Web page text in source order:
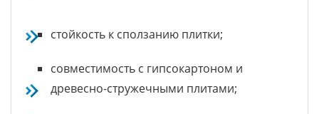
стойкость к сползанию плитки;
совместимость с гипсокартоном и
древесно-стружечными плитами;